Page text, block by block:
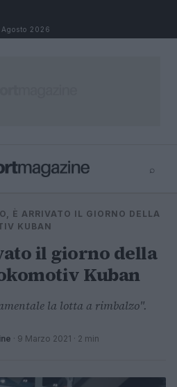
2026
⌕
⌕ ×
È ARRIVATO IL GIORNO DELLA
KUBAN
il giorno della
Kuban
la lotta a rimbalzo".
· 9 Marzo 2021 · 2 min